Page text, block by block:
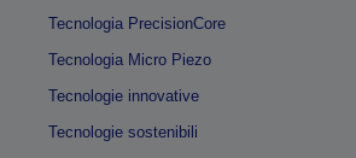
Tecnologia PrecisionCore
Tecnologia Micro Piezo
Tecnologie innovative
Tecnologie sostenibili